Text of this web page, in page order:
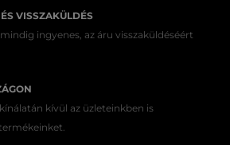
VISSZAKÜLDÉS
ingyenes, az áru visszaküldéséért
kívül az üzleteinkben is